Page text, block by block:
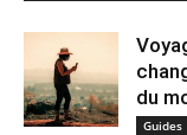
du
Guides